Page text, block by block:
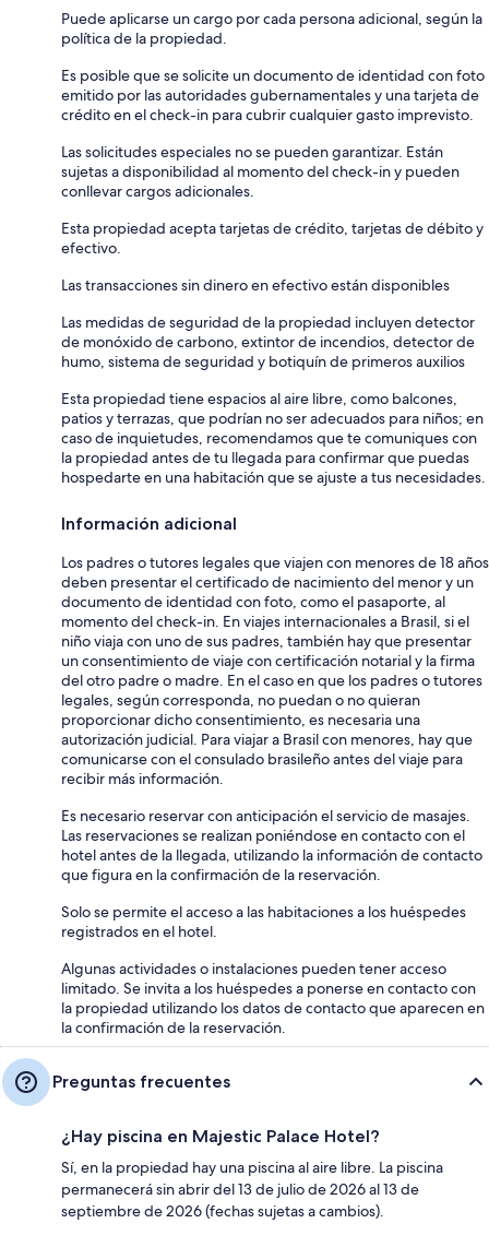
Puede aplicarse un cargo por cada persona adicional, según la
política de la propiedad.
Es posible que se solicite un documento de identidad con foto
emitido por las autoridades gubernamentales y una tarjeta de
crédito en el check-in para cubrir cualquier gasto imprevisto.
Las solicitudes especiales no se pueden garantizar. Están
sujetas a disponibilidad al momento del check-in y pueden
conllevar cargos adicionales.
Esta propiedad acepta tarjetas de crédito, tarjetas de débito y
efectivo.
Las transacciones sin dinero en efectivo están disponibles
Las medidas de seguridad de la propiedad incluyen detector
de monóxido de carbono, extintor de incendios, detector de
humo, sistema de seguridad y botiquín de primeros auxilios
Esta propiedad tiene espacios al aire libre, como balcones,
patios y terrazas, que podrían no ser adecuados para niños; en
caso de inquietudes, recomendamos que te comuniques con
la propiedad antes de tu llegada para confirmar que puedas
hospedarte en una habitación que se ajuste a tus necesidades.
Información adicional
Los padres o tutores legales que viajen con menores de 18 años
deben presentar el certificado de nacimiento del menor y un
documento de identidad con foto, como el pasaporte, al
momento del check-in. En viajes internacionales a Brasil, si el
niño viaja con uno de sus padres, también hay que presentar
un consentimiento de viaje con certificación notarial y la firma
del otro padre o madre. En el caso en que los padres o tutores
legales, según corresponda, no puedan o no quieran
proporcionar dicho consentimiento, es necesaria una
autorización judicial. Para viajar a Brasil con menores, hay que
comunicarse con el consulado brasileño antes del viaje para
recibir más información.
Es necesario reservar con anticipación el servicio de masajes.
Las reservaciones se realizan poniéndose en contacto con el
hotel antes de la llegada, utilizando la información de contacto
que figura en la confirmación de la reservación.
Solo se permite el acceso a las habitaciones a los huéspedes
registrados en el hotel.
Algunas actividades o instalaciones pueden tener acceso
limitado. Se invita a los huéspedes a ponerse en contacto con
la propiedad utilizando los datos de contacto que aparecen en
la confirmación de la reservación.
Preguntas frecuentes
¿Hay piscina en Majestic Palace Hotel?
Sí, en la propiedad hay una piscina al aire libre. La piscina
permanecerá sin abrir del 13 de julio de 2026 al 13 de
septiembre de 2026 (fechas sujetas a cambios).